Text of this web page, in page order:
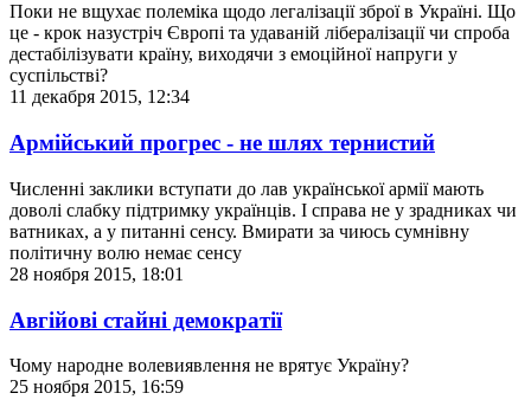
Поки не вщухає полеміка щодо легалізації зброї в Україні. Що
це - крок назустріч Європі та удаваній лібералізації чи спроба
дестабілізувати країну, виходячи з емоційної напруги у
суспільстві?
11 декабря 2015, 12:34
Армійський прогрес - не шлях тернистий
Численні заклики вступати до лав української армії мають
доволі слабку підтримку українців. І справа не у зрадниках чи
ватниках, а у питанні сенсу. Вмирати за чиюсь сумнівну
політичну волю немає сенсу
28 ноября 2015, 18:01
Авгійові стайні демократії
Чому народне волевиявлення не врятує Україну?
25 ноября 2015, 16:59